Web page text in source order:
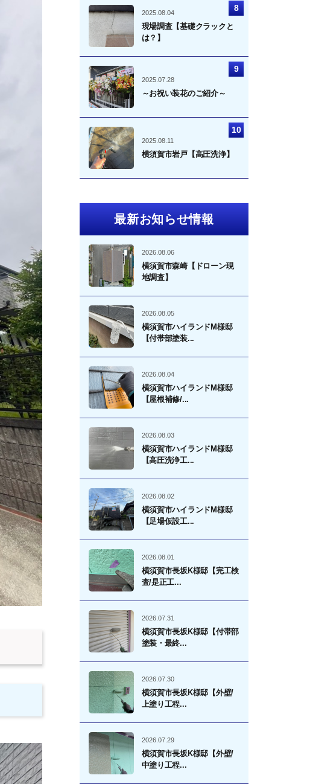
2025.08.04
現場調査【基礎クラックと
は？】
2025.07.28
～お祝い装花のご紹介～
2025.08.11
横須賀市岩戸【高圧洗浄】
最新お知らせ情報
2026.08.06
横須賀市森崎【ドローン現
地調査】
2026.08.05
横須賀市ハイランドM様邸
【付帯部塗装...
2026.08.04
横須賀市ハイランドM様邸
【屋根補修/...
2026.08.03
横須賀市ハイランドM様邸
【高圧洗浄工...
2026.08.02
横須賀市ハイランドM様邸
【足場仮設工...
2026.08.01
横須賀市長坂K様邸【完工検
査/是正工...
2026.07.31
横須賀市長坂K様邸【付帯部
塗装・最終...
2026.07.30
横須賀市長坂K様邸【外壁/
上塗り工程...
2026.07.29
横須賀市長坂K様邸【外壁/
中塗り工程...